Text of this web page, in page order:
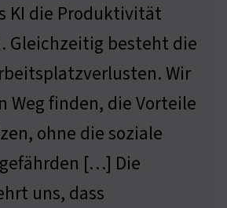
KI die Produktivität
Gleichzeitig besteht die
Wir
Weg finden, die Vorteile
ohne die soziale
[…] Die
uns, dass